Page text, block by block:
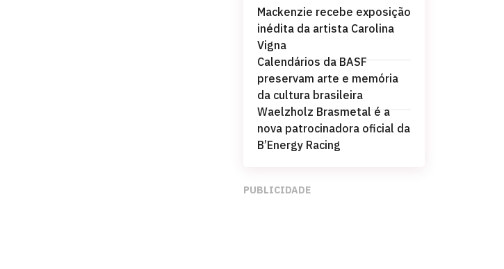
Mackenzie recebe exposição
inédita da artista Carolina
Vigna
Calendários da BASF
preservam arte e memória
da cultura brasileira
Waelzholz Brasmetal é a
nova patrocinadora oficial da
B’Energy Racing
PUBLICIDADE